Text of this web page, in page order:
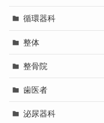
循環器科
整体
整骨院
歯医者
泌尿器科